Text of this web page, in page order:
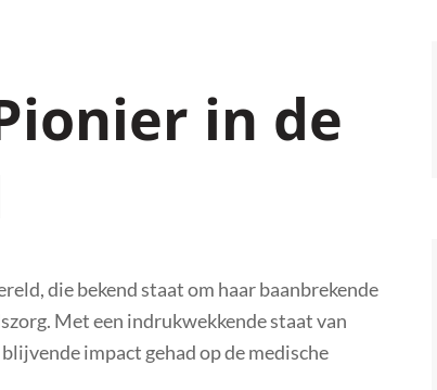
in de
die bekend staat om haar baanbrekende
Met een indrukwekkende staat van
impact gehad op de medische